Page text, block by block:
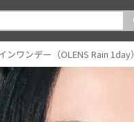
ンワンデー（OLENS Rain 1day）